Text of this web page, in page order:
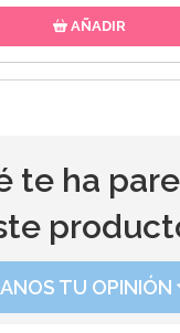
AÑADIR
te ha
TU OPINIÓN